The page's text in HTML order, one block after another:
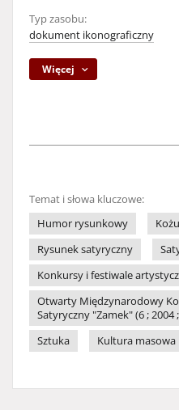
Typ zasobu:
dokument ikonograficzny
Więcej
Temat i słowa kluczowe:
Humor rysunkowy
Rysunek satyryczny
Konkursy i festiwale
Otwarty Międzynarodowy
Satyryczny "Zamek" (6 ; 2004
Sztuka
Kultura masowa